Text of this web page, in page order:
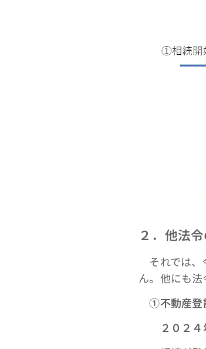
２．他法
それでは、
ん。他にも法
①不動産登
２０２